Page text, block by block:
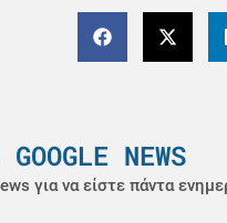
NEWS
για να είστε πάντα